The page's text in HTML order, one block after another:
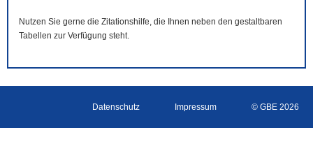
Nutzen Sie gerne die Zitationshilfe, die Ihnen neben den gestaltbaren
Tabellen zur Verfügung steht.
Datenschutz Impressum © GBE 2026